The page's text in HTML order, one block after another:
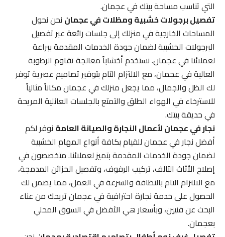
التي تناسب مساحة بيتك في عجمان.
تفصيل برجولات خشبية ومظلات في عجماننحن نحول
المساحات الخارجية في منزلك إلى جلسات رائعة عبر تفصيل
البرجولات الخشبية لضمان جودة الخدمات المقدمة ببراعة
لعملائنا في عجمان. نستخدم أخشاباً معالجة تقاوم الرطوبة
العالية في عجمان، مع الالتزام التام بتوفير تصاميم عصرية توفر
لك الظل والجمال، مما يجعل منزلك في عجمان مكاناً مثالياً
للاسترخاء في الهواء الطلق والتمتع بالجلسات العائلية المريحة
في حديقة بيتك.
نجار في عجمان لأعمال النجارة والصيانة العامةنوفر لكم
أفضل نجار في عجمان للقيام بكافة أنواع المهام الخشبية
لضمان جودة الخدمات المقدمة بتميز لعملائنا. متخصصون في
إصلاح الأثاث التالف، تركيب الرفوف، وتفصيل الخزائن المدمجة،
مع الالتزام التام بالنظافة والسرعة في العمل، مما يضمن لك
الحصول على خدمة نجارة احترافية في عجمان تريحك من عناء
البحث عن فنيين، وبأسعار هي الأفضل في السوق المحلي
بعجمان.